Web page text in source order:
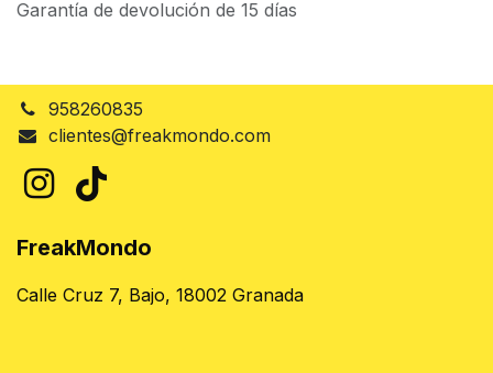
Garantía de devolución de 15 días
958260835
clientes@freakmondo.com
FreakMondo
Calle Cruz 7, Bajo, 18002 Granada